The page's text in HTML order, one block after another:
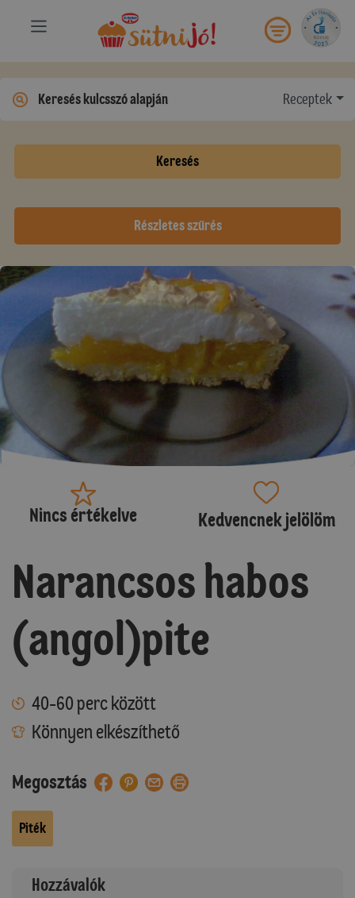
Receptek
Keresés
Részletes szűrés
Nincs értékelve Kedvencnek jelölöm
Narancsos habos
(angol)pite
40-60 perc között
Könnyen elkészíthető
Megosztás
Piték
Hozzávalók